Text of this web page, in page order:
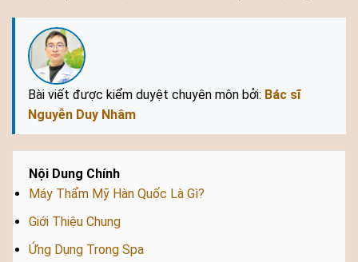
Bài viết được kiểm duyệt chuyên môn bởi: Bác sĩ
Nguyễn Duy Nhâm
Nội Dung Chính
Máy Thẩm Mỹ Hàn Quốc Là Gì?
Giới Thiệu Chung
Ứng Dụng Trong Spa